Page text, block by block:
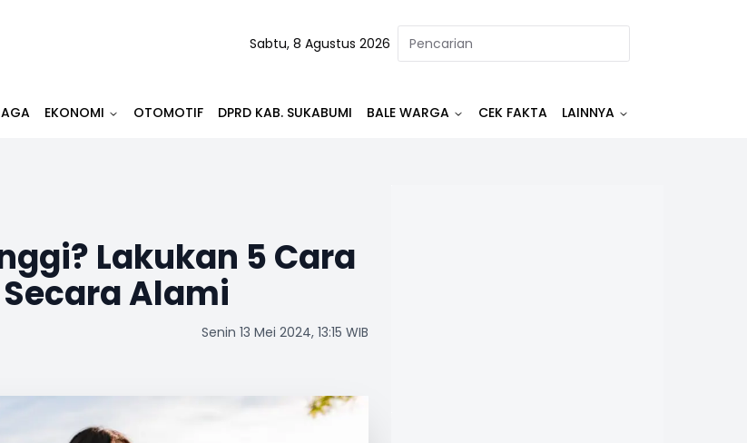
Sabtu, 8 Agustus 2026
EKONOMI OTOMOTIF DPRD KAB. SUKABUMI BALE WARGA CEK FAKTA LAINNYA
Lakukan 5 Cara
Alami
Senin 13 Mei 2024, 13:15 WIB